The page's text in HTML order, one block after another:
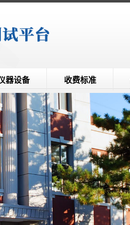
器设备 收费标准